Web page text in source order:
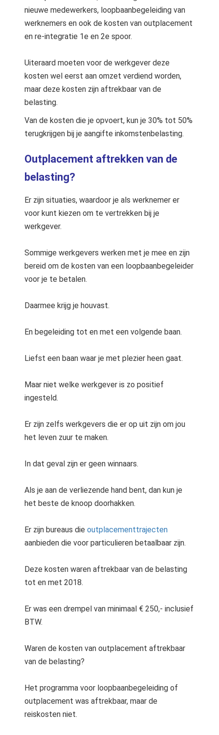
nieuwe medewerkers, loopbaanbegeleiding van
werknemers en ook de kosten van outplacement
en re-integratie 1e en 2e spoor.
Uiteraard moeten voor de werkgever deze
kosten wel eerst aan omzet verdiend worden,
maar deze kosten zijn aftrekbaar van de
belasting.
Van de kosten die je opvoert, kun je 30% tot 50%
terugkrijgen bij je aangifte inkomstenbelasting.
Outplacement aftrekken van de
belasting?
Er zijn situaties, waardoor je als werknemer er
voor kunt kiezen om te vertrekken bij je
werkgever.
Sommige werkgevers werken met je mee en zijn
bereid om de kosten van een loopbaanbegeleider
voor je te betalen.
Daarmee krijg je houvast.
En begeleiding tot en met een volgende baan.
Liefst een baan waar je met plezier heen gaat.
Maar niet welke werkgever is zo positief
ingesteld.
Er zijn zelfs werkgevers die er op uit zijn om jou
het leven zuur te maken.
In dat geval zijn er geen winnaars.
Als je aan de verliezende hand bent, dan kun je
het beste de knoop doorhakken.
Er zijn bureaus die outplacementtrajecten
aanbieden die voor particulieren betaalbaar zijn.
Deze kosten waren aftrekbaar van de belasting
tot en met 2018.
Er was een drempel van minimaal € 250,- inclusief
BTW.
Waren de kosten van outplacement aftrekbaar
van de belasting?
Het programma voor loopbaanbegeleiding of
outplacement was aftrekbaar, maar de
reiskosten niet.